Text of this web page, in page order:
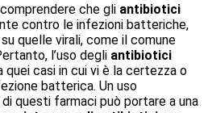
che gli antibiotici
contro le infezioni batteriche,
quelle virali, come il comune
l’uso degli antibiotici
casi in cui vi è la certezza o
batterica. Un uso
questi farmaci può portare a una